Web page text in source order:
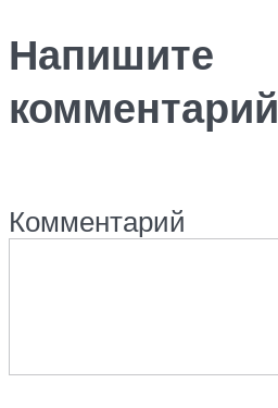
Напишите
комментарий
Комментарий